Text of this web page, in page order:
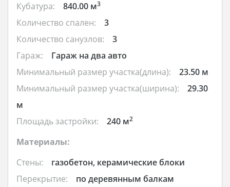
Кубатура: 840.00 м3
Количество спален:
3
Количество санузлов:
3
Гараж:
Гараж на два авто
Минимальный размер участка(длина):
23.50 м
Минимальный размер участка(ширина):
29.30
м
Площадь застройки:
240 м2
Материалы:
Стены:
газобетон, керамические блоки
Перекрытие:
по деревянным балкам